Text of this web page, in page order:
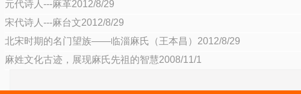
元代诗人---麻革2012/8/29
宋代诗人---麻台文2012/8/29
北宋时期的名门望族——临淄麻氏（王本昌）2012/8/29
麻姓文化古迹，展现麻氏先祖的智慧2008/11/1